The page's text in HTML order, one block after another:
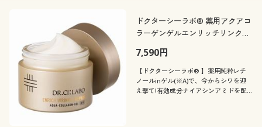
ドクターシーラボ® 薬用アクアコ
ラーゲンゲルエンリッチリンクル
7,590円
【ドクターシーラボ® 】薬用純粋レチ
ノールinゲル(※A)で、今からシワを迎
え撃て!有効成分ナイアシンアミドを配